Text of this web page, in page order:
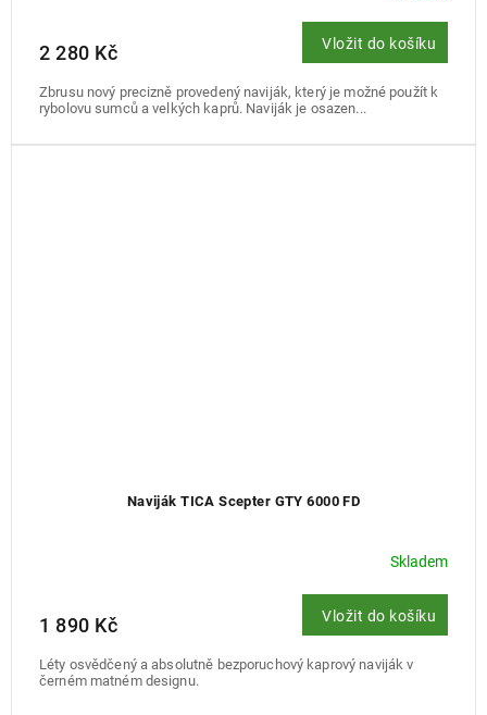
2 280 Kč Vložit do košíku
Zbrusu nový precizně provedený naviják, který je možné použít k
rybolovu sumců a velkých kaprů. Naviják je osazen...
Naviják TICA Scepter GTY 6000 FD
Skladem
1 890 Kč Vložit do košíku
Léty osvědčený a absolutně bezporuchový kaprový naviják v
černém matném designu.